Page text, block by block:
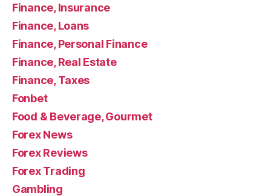
Finance, Insurance
Finance, Loans
Finance, Personal Finance
Finance, Real Estate
Finance, Taxes
Fonbet
Food & Beverage, Gourmet
Forex News
Forex Reviews
Forex Trading
Gambling